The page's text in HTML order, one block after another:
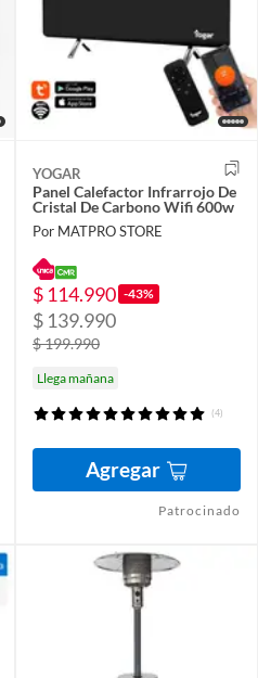
YOGAR
Panel Calefactor Infrarrojo De
Cristal De Carbono Wifi 600w
Por MATPRO STORE
$ 114.990 -43%
$ 139.990
$ 199.990
Llega mañana
(4)
Agregar
Patrocinado